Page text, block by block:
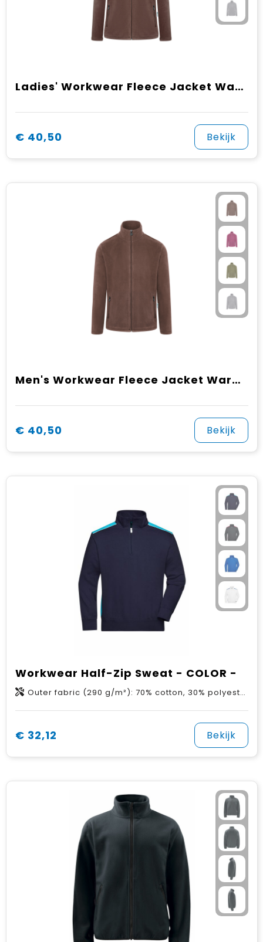
Ladies' Workwear Fleece Jacket Warm-Up, from Sustainable Material , 100% GRS Certified Recycled Polyester
€ 40,50 Bekijk
Men's Workwear Fleece Jacket Warm-Up, from Sustainable Material , 100% GRS Certified Recycled Polyester
€ 40,50 Bekijk
Workwear Half-Zip Sweat - COLOR -
Outer fabric (290 g/m²): 70% cotton, 30% polyester
€ 32,12 Bekijk